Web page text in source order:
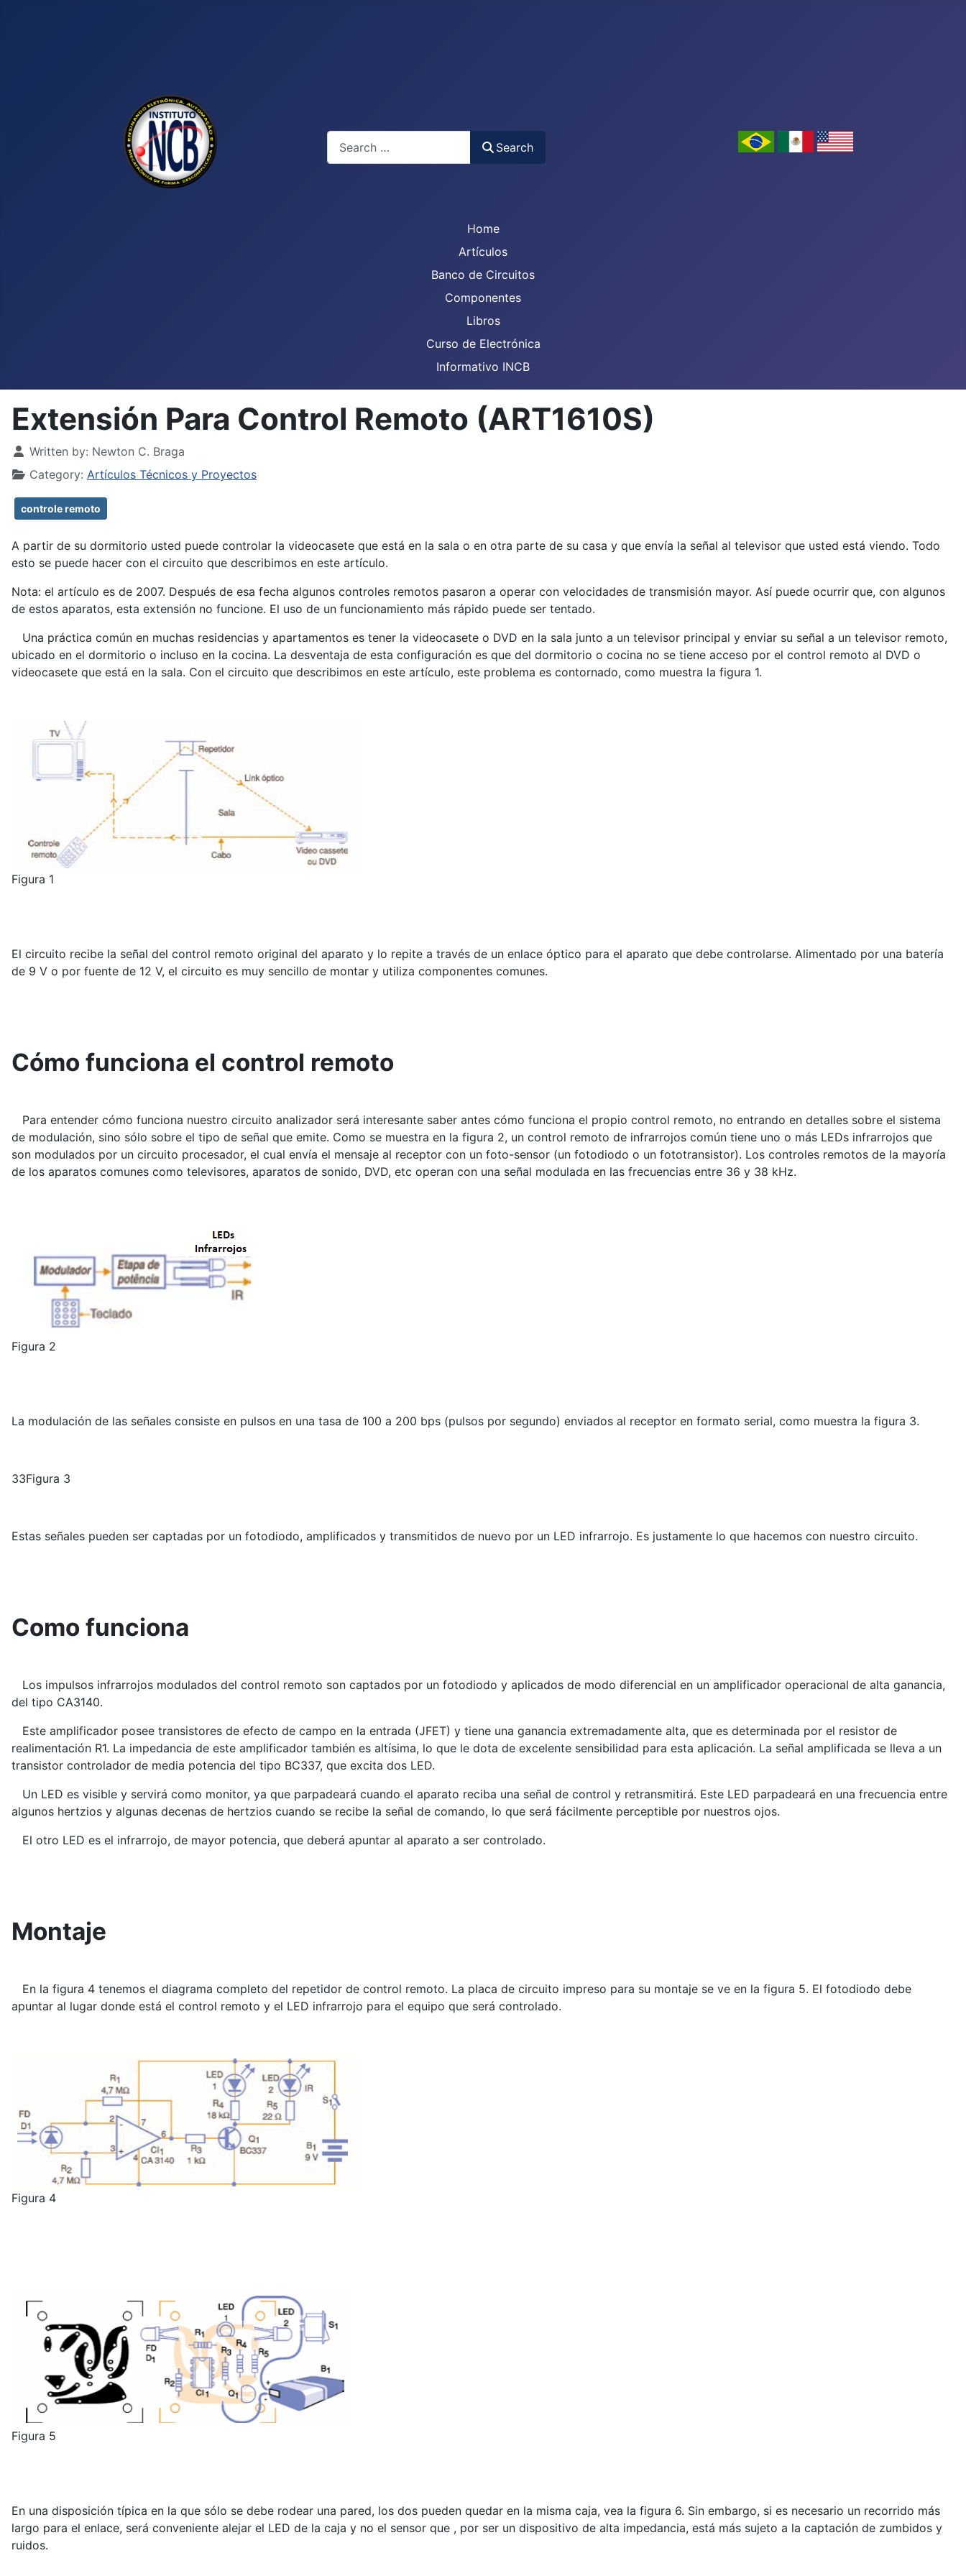
Search
Search
Home
Artículos
Banco de Circuitos
Componentes
Libros
Curso de Electrónica
Informativo INCB
Extensión Para Control Remoto (ART1610S)
Details
Written by: Newton C. Braga
Category: Artículos Técnicos y Proyectos
controle remoto
A partir de su dormitorio usted puede controlar la videocasete que está en la sala o en otra parte de su casa y que envía la señal al televisor que usted está viendo. Todo
esto se puede hacer con el circuito que describimos en este artículo.
Nota: el artículo es de 2007. Después de esa fecha algunos controles remotos pasaron a operar con velocidades de transmisión mayor. Así puede ocurrir que, con algunos
de estos aparatos, esta extensión no funcione. El uso de un funcionamiento más rápido puede ser tentado.
Una práctica común en muchas residencias y apartamentos es tener la videocasete o DVD en la sala junto a un televisor principal y enviar su señal a un televisor remoto,
ubicado en el dormitorio o incluso en la cocina. La desventaja de esta configuración es que del dormitorio o cocina no se tiene acceso por el control remoto al DVD o
videocasete que está en la sala. Con el circuito que describimos en este artículo, este problema es contornado, como muestra la figura 1.
Figura 1
El circuito recibe la señal del control remoto original del aparato y lo repite a través de un enlace óptico para el aparato que debe controlarse. Alimentado por una batería
de 9 V o por fuente de 12 V, el circuito es muy sencillo de montar y utiliza componentes comunes.
Cómo funciona el control remoto
Para entender cómo funciona nuestro circuito analizador será interesante saber antes cómo funciona el propio control remoto, no entrando en detalles sobre el sistema
de modulación, sino sólo sobre el tipo de señal que emite. Como se muestra en la figura 2, un control remoto de infrarrojos común tiene uno o más LEDs infrarrojos que
son modulados por un circuito procesador, el cual envía el mensaje al receptor con un foto-sensor (un fotodiodo o un fototransistor). Los controles remotos de la mayoría
de los aparatos comunes como televisores, aparatos de sonido, DVD, etc operan con una señal modulada en las frecuencias entre 36 y 38 kHz.
Figura 2
La modulación de las señales consiste en pulsos en una tasa de 100 a 200 bps (pulsos por segundo) enviados al receptor en formato serial, como muestra la figura 3.
33Figura 3
Estas señales pueden ser captadas por un fotodiodo, amplificados y transmitidos de nuevo por un LED infrarrojo. Es justamente lo que hacemos con nuestro circuito.
Como funciona
Los impulsos infrarrojos modulados del control remoto son captados por un fotodiodo y aplicados de modo diferencial en un amplificador operacional de alta ganancia,
del tipo CA3140.
Este amplificador posee transistores de efecto de campo en la entrada (JFET) y tiene una ganancia extremadamente alta, que es determinada por el resistor de
realimentación R1. La impedancia de este amplificador también es altísima, lo que le dota de excelente sensibilidad para esta aplicación. La señal amplificada se lleva a un
transistor controlador de media potencia del tipo BC337, que excita dos LED.
Un LED es visible y servirá como monitor, ya que parpadeará cuando el aparato reciba una señal de control y retransmitirá. Este LED parpadeará en una frecuencia entre
algunos hertzios y algunas decenas de hertzios cuando se recibe la señal de comando, lo que será fácilmente perceptible por nuestros ojos.
El otro LED es el infrarrojo, de mayor potencia, que deberá apuntar al aparato a ser controlado.
Montaje
En la figura 4 tenemos el diagrama completo del repetidor de control remoto. La placa de circuito impreso para su montaje se ve en la figura 5. El fotodiodo debe
apuntar al lugar donde está el control remoto y el LED infrarrojo para el equipo que será controlado.
Figura 4
Figura 5
En una disposición típica en la que sólo se debe rodear una pared, los dos pueden quedar en la misma caja, vea la figura 6. Sin embargo, si es necesario un recorrido más
largo para el enlace, será conveniente alejar el LED de la caja y no el sensor que , por ser un dispositivo de alta impedancia, está más sujeto a la captación de zumbidos y
ruidos.